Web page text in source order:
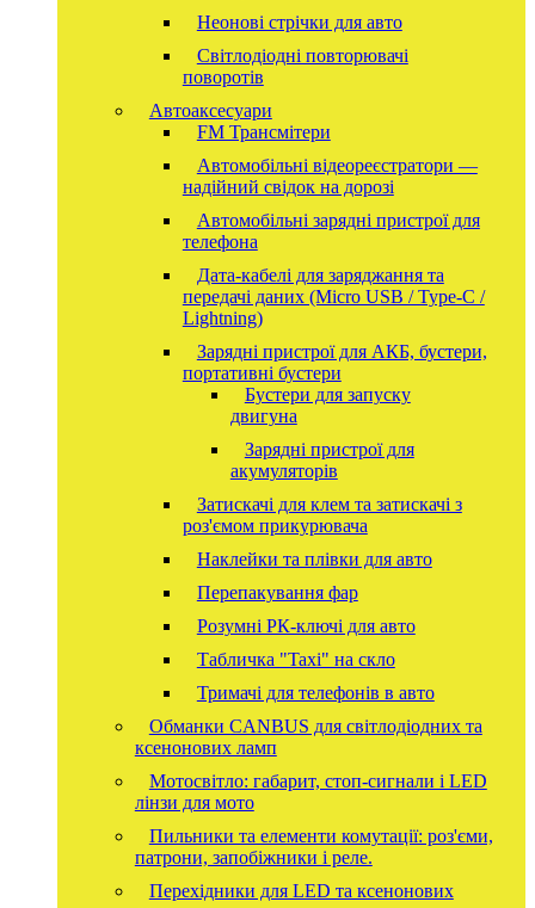
Неонові стрічки для авто
Світлодіодні повторювачі
поворотів
Автоаксесуари
FM Трансмітери
Автомобільні відеореєстратори —
надійний свідок на дорозі
Автомобільні зарядні пристрої для
телефона
Дата-кабелі для заряджання та
передачі даних (Micro USB / Type-C /
Lightning)
Зарядні пристрої для АКБ, бустери,
портативні бустери
Бустери для запуску
двигуна
Зарядні пристрої для
акумуляторів
Затискачі для клем та затискачі з
роз'ємом прикурювача
Наклейки та плівки для авто
Перепакування фар
Розумні РК-ключі для авто
Табличка "Taxi" на скло
Тримачі для телефонів в авто
Обманки CANBUS для світлодіодних та
ксенонових ламп
Мотосвітло: габарит, стоп-сигнали і LED
лінзи для мото
Пильники та елементи комутації: роз'єми,
патрони, запобіжники і реле.
Перехідники для LED та ксенонових